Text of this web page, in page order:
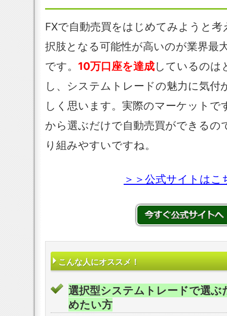
FXで自動売買をはじめてみようと
択肢となる可能性が高いのが業界最
です。 10万口座を達成しているのは
し、システムトレードの魅力に気付
しく思います。実際のマーケットで
から選ぶだけで自動売買ができるの
り組みやすいですね。
＞＞公式サイトはこ
こんな人にオススメ！
選択型システムトレードで選ぶ
めたい方